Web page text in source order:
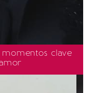
clave